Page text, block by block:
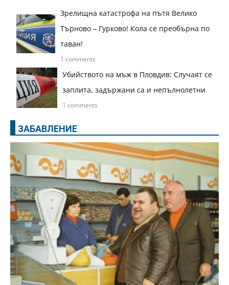
Зрелищна катастрофа на пътя Велико
Търново – Гурково! Кола се преобърна по
таван!
1 comments
Убийството на мъж в Пловдив: Случаят се
заплита, задържани са и непълнолетни
1 comments
ЗАБАВЛЕНИЕ